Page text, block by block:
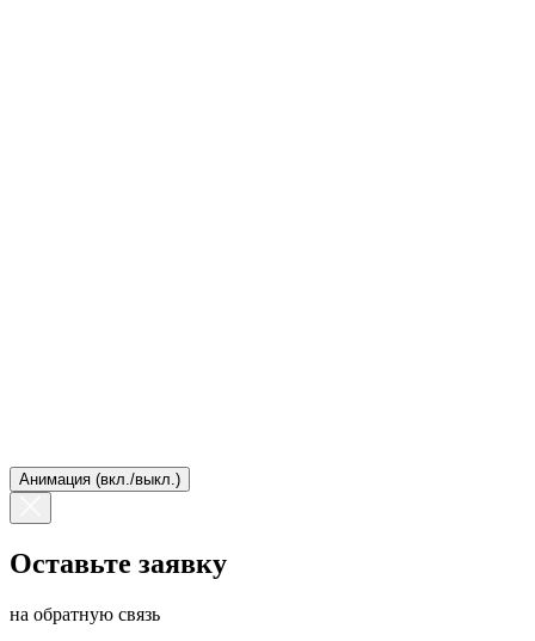
Анимация (вкл./выкл.)
Оставьте заявку
на обратную связь